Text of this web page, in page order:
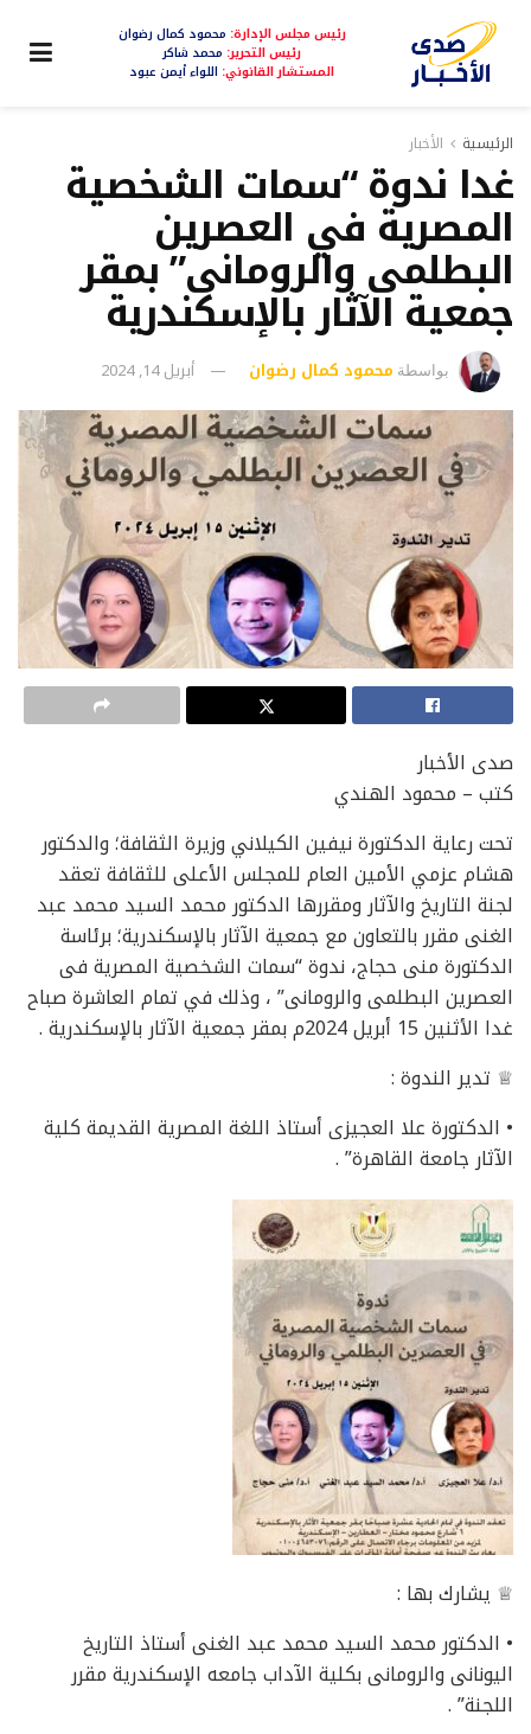
رئيس مجلس الإدارة: محمود كمال رضوان
رئيس التحرير: محمد شاكر
المستشار القانوني: اللواء أيمن عبود
الرئيسية الأخبار
غدا ندوة “سمات الشخصية
المصرية في العصرين
البطلمى والرومانى” بمقر
جمعية الآثار بالإسكندرية
بواسطة محمود كمال رضوان أبريل 14, 2024
صدى الأخبار
كتب – محمود الهندي
تحت رعاية الدكتورة نيفين الكيلاني وزيرة الثقافة؛ والدكتور
هشام عزمي الأمين العام للمجلس الأعلى للثقافة تعقد
لجنة التاريخ والآثار ومقررها الدكتور محمد السيد محمد عبد
الغنى مقرر بالتعاون مع جمعية الآثار بالإسكندرية؛ برئاسة
الدكتورة منى حجاج، ندوة “سمات الشخصية المصرية فى
العصرين البطلمى والرومانى” ، وذلك في تمام العاشرة صباح
غدا الأثنين 15 أبريل 2024م بمقر جمعية الآثار بالإسكندرية .
♕ تدير الندوة :
• الدكتورة علا العجيزى أستاذ اللغة المصرية القديمة كلية
الآثار جامعة القاهرة” .
♕ يشارك بها :
• الدكتور محمد السيد محمد عبد الغنى أستاذ التاريخ
اليونانى والرومانى بكلية الآداب جامعه الإسكندرية مقرر
اللجنة” .